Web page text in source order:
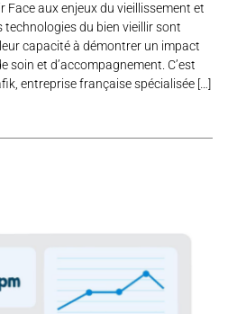
Face aux enjeux du vieillissement et
technologies du bien vieillir sont
capacité à démontrer un impact
soin et d’accompagnement. C’est
entreprise française spécialisée […]